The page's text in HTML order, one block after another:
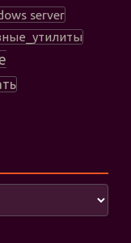
server